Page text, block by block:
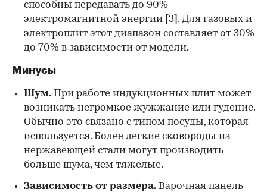
способны передавать до 90%
электромагнитной энергии
[3] . Для газовых и
электроплит этот диапазон составляет от 30%
до 70% в зависимости от модели.
Минусы
Шум. При работе индукционных плит может
возникать негромкое жужжание или гудение.
Обычно это связано с типом посуды, которая
используется. Более легкие сковороды из
нержавеющей стали могут производить
больше шума, чем тяжелые.
Зависимость от размера. Варочная панель